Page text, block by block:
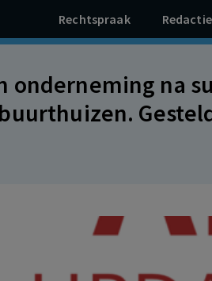
Rechtspraak Redactie
onderneming na
billijkheid.